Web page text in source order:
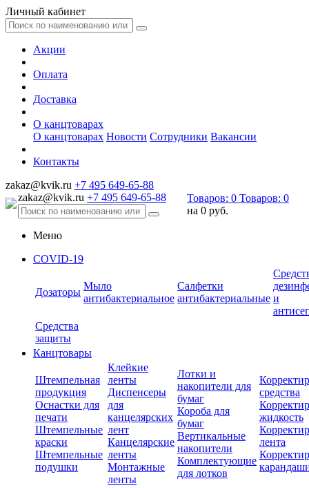
Личный кабинет
Акции
Оплата
Доставка
О канцтоварах
О канцтоварах Новости Сотрудники Вакансии
Контакты
zakaz@kvik.ru +7 495 649-65-88
zakaz@kvik.ru +7 495 649-65-88 Товаров: 0 Товаров: 0
на 0 руб.
Меню
COVID-19
Дозаторы
Мыло
антибактериальное
Салфетки
антибактериальные и
Средства
защиты
Канцтовары
Штемпельная
продукция
Оснастки для
печати
Штемпельные
краски
Штемпельные
подушки
Клейкие
ленты
Диспенсеры
для
канцелярских
лент
Канцелярские
ленты
Монтажные
ленты
Лотки и
накопители для
бумаг
Короба для
бумаг
Вертикальные
накопители
Комплектующие
для лотков
средства
жидкость
лента